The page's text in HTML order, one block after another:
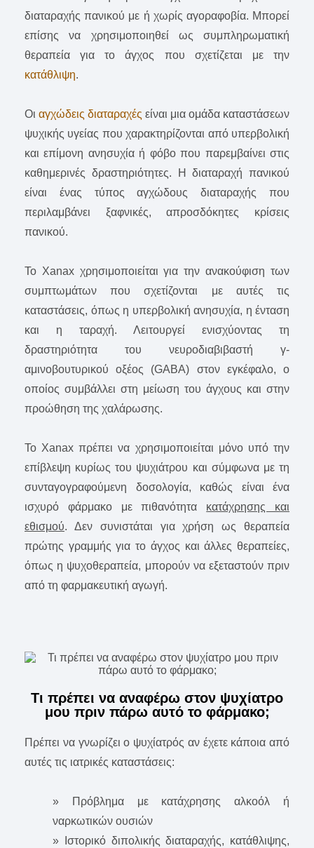
διαταραχής πανικού με ή χωρίς αγοραφοβία. Μπορεί
επίσης να χρησιμοποιηθεί ως συμπληρωματική
θεραπεία για το άγχος που σχετίζεται με την
κατάθλιψη.
Οι αγχώδεις διαταραχές είναι μια ομάδα καταστάσεων
ψυχικής υγείας που χαρακτηρίζονται από υπερβολική
και επίμονη ανησυχία ή φόβο που παρεμβαίνει στις
καθημερινές δραστηριότητες. Η διαταραχή πανικού
είναι ένας τύπος αγχώδους διαταραχής που
περιλαμβάνει ξαφνικές, απροσδόκητες κρίσεις
πανικού.
Το Xanax χρησιμοποιείται για την ανακούφιση των
συμπτωμάτων που σχετίζονται με αυτές τις
καταστάσεις, όπως η υπερβολική ανησυχία, η ένταση
και η ταραχή. Λειτουργεί ενισχύοντας τη
δραστηριότητα του νευροδιαβιβαστή γ-
αμινοβουτυρικού οξέος (GABA) στον εγκέφαλο, ο
οποίος συμβάλλει στη μείωση του άγχους και στην
προώθηση της χαλάρωσης.
Το Xanax πρέπει να χρησιμοποιείται μόνο υπό την
επίβλεψη κυρίως του ψυχιάτρου και σύμφωνα με τη
συνταγογραφούμενη δοσολογία, καθώς είναι ένα
ισχυρό φάρμακο με πιθανότητα κατάχρησης και
εθισμού. Δεν συνιστάται για χρήση ως θεραπεία
πρώτης γραμμής για το άγχος και άλλες θεραπείες,
όπως η ψυχοθεραπεία, μπορούν να εξεταστούν πριν
από τη φαρμακευτική αγωγή.
Τι πρέπει να αναφέρω στον ψυχίατρo
μου πριν πάρω αυτό το φάρμακο;
Πρέπει να γνωρίζει ο ψυχίατρός αν έχετε κάποια από
αυτές τις ιατρικές καταστάσεις:
» Πρόβλημα με κατάχρησης αλκοόλ ή
ναρκωτικών ουσιών
» Ιστορικό διπολικής διαταραχής, κατάθλιψης,